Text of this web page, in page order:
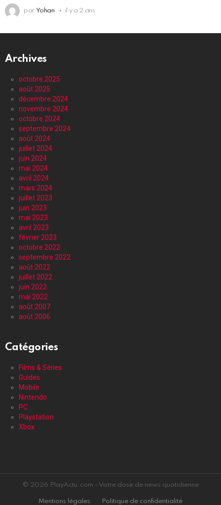
par Yohan il y a 2 ans
Archives
octobre 2025
août 2025
décembre 2024
novembre 2024
octobre 2024
septembre 2024
août 2024
juillet 2024
juin 2024
mai 2024
avril 2024
mars 2024
juillet 2023
juin 2023
mai 2023
avril 2023
février 2023
octobre 2022
septembre 2022
août 2022
juillet 2022
juin 2022
mai 2022
août 2007
août 2006
Catégories
Films & Séries
Guides
Mobile
Nintendo
PC
Playstation
Xbox
© 2026 PlayActu.com - Votre dose de news quotidienne
Mentions légales Politique de confidentialité